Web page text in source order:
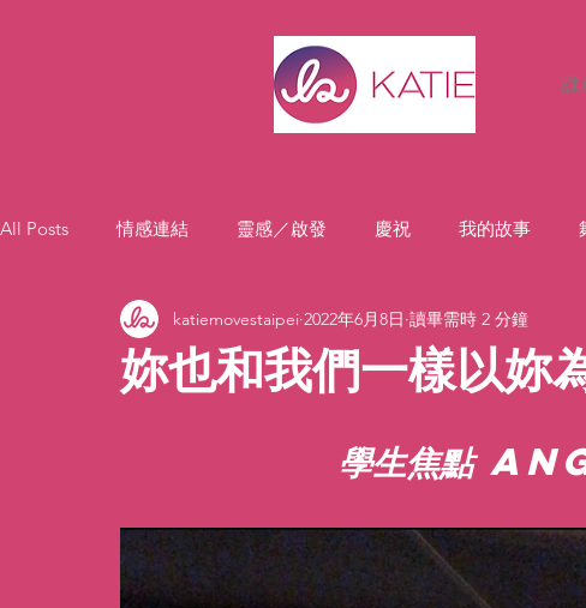
課
All Posts 情感連結 靈感／啟發 慶祝 我的故事
妳也和我們一樣以妳
katiemovestaipei 2022年6月8日 讀畢需時 2 分鐘
學生焦點